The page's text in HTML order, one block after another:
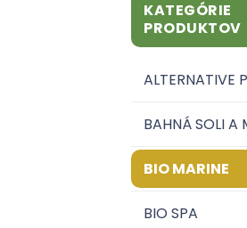
KATEGÓRIE
PRODUKTOV
ALTERNATIVE
BAHNÁ SOLI A
BIO MARINE
BIO SPA